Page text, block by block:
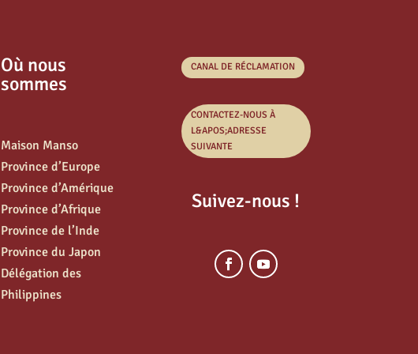
Où nous
sommes
Maison Manso
Province d’Europe
Province d’Amérique
Province d’Afrique
Province de l’Inde
Province du Japon
Délégation des
Philippines
CANAL DE RÉCLAMATION
CONTACTEZ-NOUS À
L&APOS;ADRESSE
SUIVANTE
Suivez-nous !